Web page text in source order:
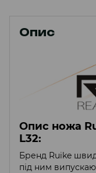
Опис
Опис ножа
L32:
Бренд Ruike
під ним